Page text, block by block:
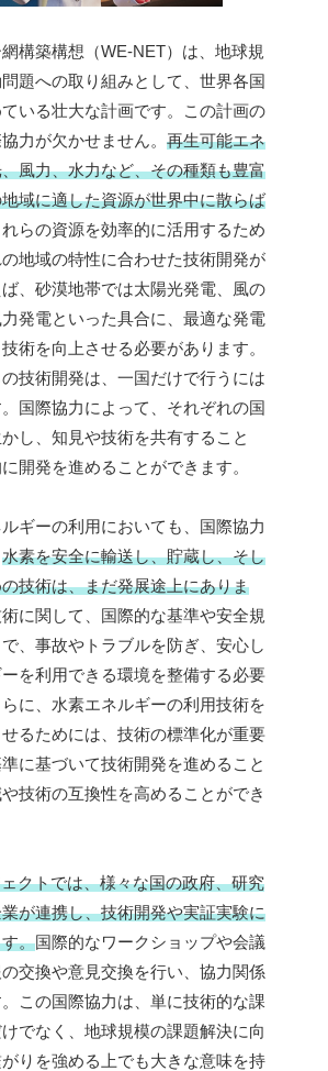
構築構想（WE-NET）は、地球規
題への取り組みとして、世界各国
いる壮大な計画です。この計画の
力が欠かせません。 再生可能エネ
風力、水力など、その種類も豊富
域に適した資源が世界中に散らば
れらの資源を効率的に活用するため
地域の特性に合わせた技術開発が
、砂漠地帯では太陽光発電、風の
発電といった具合に、最適な発電
術を向上させる必要があります。
技術開発は、一国だけで行うには
国際協力によって、それぞれの国
し、知見や技術を共有すること
開発を進めることができます。
ギーの利用においても、国際協力
水素を安全に輸送し、貯蔵し、そし
技術は、まだ発展途上にありま
に関して、国際的な基準や安全規
、事故やトラブルを防ぎ、安心し
を利用できる環境を整備する必要
に、水素エネルギーの利用技術を
るためには、技術の標準化が重要
に基づいて技術開発を進めること
技術の互換性を高めることができ
クトでは、様々な国の政府、研究
が連携し、技術開発や実証実験に
。国際的なワークショップや会議
交換や意見交換を行い、協力関係
この国際協力は、単に技術的な課
でなく、地球規模の課題解決に向
りを強める上でも大きな意味を持